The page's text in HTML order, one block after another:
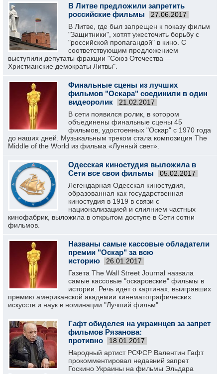
В Литве предложили запретить
российские фильмы
27.06.2017
В Литве, где был запрещен к показу фильм
"Защитники", хотят ужесточить борьбу с
"российской пропагандой" в кино. С
соответствующим предложением
выступили депутаты фракции "Союз Отечества —
Христианские демократы Литвы".
Финальные сцены из лучших
фильмов "Оскара" соединили в один
видеоролик
21.02.2017
В сети появился ролик, в котором
объединены финальные сцены 45
фильмов, удостоенных "Оскар" с 1970 года
до наших дней. Музыкальным треком стала композиция The
Middle of the World из фильма «Лунный свет».
Одесская киностудия выложила в
Сети все свои фильмы
05.02.2017
Легендарная Одесская киностудия,
образованная как государственная
киностудия в 1919 в связи с
национализацией и слиянием частных
кинофабрик, выложила в открытом доступе в Сети сотни
фильмов.
Названы самые кассовые обладатели
премии "Оскар" за всю
историю
26.01.2017
Газета The Wall Street Journal назвала
самые кассовые "оскаровские" фильмы в
истории. Речь идет о картинах, выигравших
премию американской академии кинематографических
искусств и наук в номинации "Лучший фильм".
Гафт обиделся на украинцев за запрет
фильмов Рязанова:
противно
18.01.2017
Народный артист РСФСР Валентин Гафт
прокомментировал недавний запрет
Госкино Украины на фильмы Эльдара